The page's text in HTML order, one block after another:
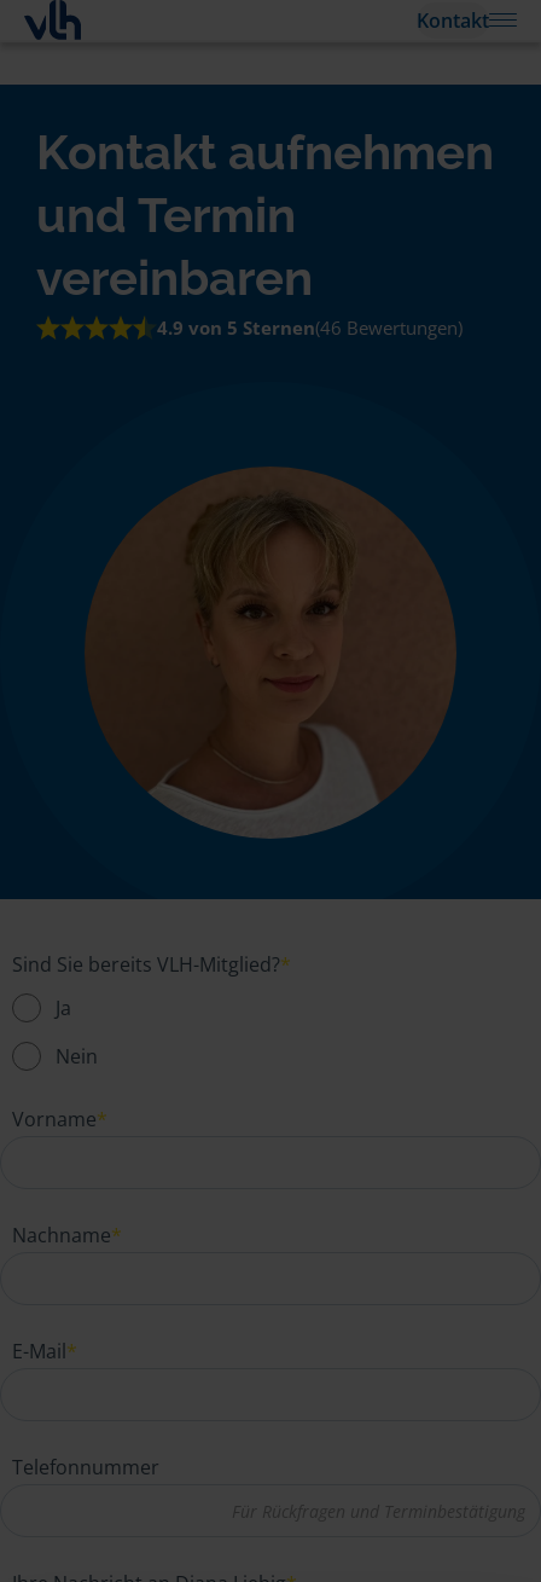
Kontakt
Kontakt aufnehmen
und Termin
vereinbaren
4.9 von 5 Sternen(46 Bewertungen)
Sind Sie bereits VLH-Mitglied?*
Ja
Nein
Vorname*
Nachname*
E-Mail*
Telefonnummer